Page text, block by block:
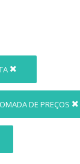
DE PREÇOS